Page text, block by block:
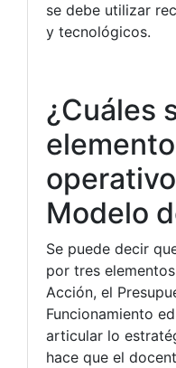
se debe utilizar
y tecnológicos.
¿Cuáles
Modelo
Se puede decir
por tres
Acción, el
Funcionamiento
articular lo
hace que el